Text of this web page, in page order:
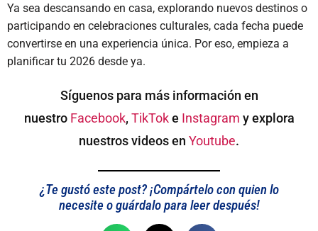
Ya sea descansando en casa, explorando nuevos destinos o
participando en celebraciones culturales, cada fecha puede
convertirse en una experiencia única. Por eso, empieza a
planificar tu 2026 desde ya.
Síguenos para más información en
nuestro Facebook, TikToke Instagram y explora
nuestros videos en Youtube.
¿Te gustó este post? ¡Compártelo con quien lo
necesite o guárdalo para leer después!